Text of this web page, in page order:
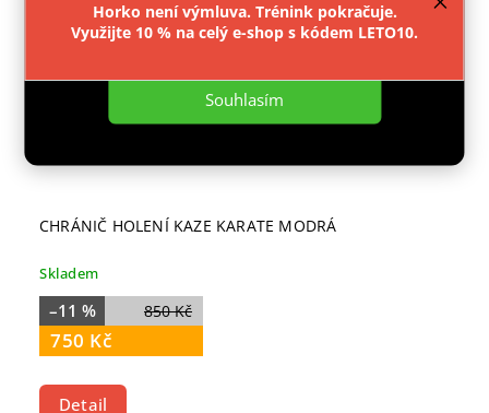
Nastavení
Souhlasím
Horko není výmluva. Trénink pokračuje.
Využijte 10 % na celý e-shop s kódem LETO10.
CHRÁNIČ HOLENÍ KAZE KARATE MODRÁ
Skladem
850 Kč
–11 %
750 Kč
Detail